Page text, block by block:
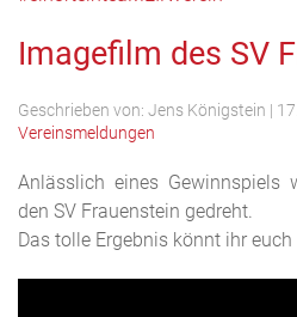
Imagefilm des SV
Geschrieben von: Jens Königstein |
Vereinsmeldungen
Anlässlich eines Gewinnspiels
den SV Frauenstein gedreht.
Das tolle Ergebnis könnt ihr